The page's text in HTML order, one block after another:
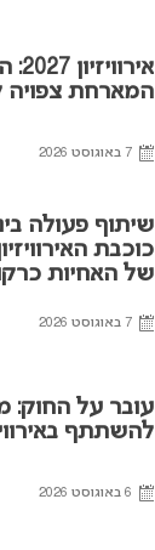
המארחת צפויה
7 באוגוסט 2026
שיתוף פעולה
כוכבת
של האחיות
7 באוגוסט 2026
עובר על החוק:
להשתתף
6 באוגוסט 2026